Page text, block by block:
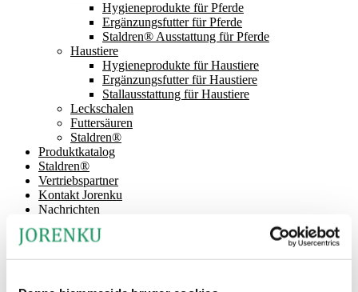
Hygieneprodukte für Pferde
Ergänzungsfutter für Pferde
Staldren® Ausstattung für Pferde
Haustiere
Hygieneprodukte für Haustiere
Ergänzungsfutter für Haustiere
Stallausstattung für Haustiere
Leckschalen
Futtersäuren
Staldren®
Produktkatalog
Staldren®
Vertriebspartner
Kontakt Jorenku
Nachrichten
Veranstaltungen